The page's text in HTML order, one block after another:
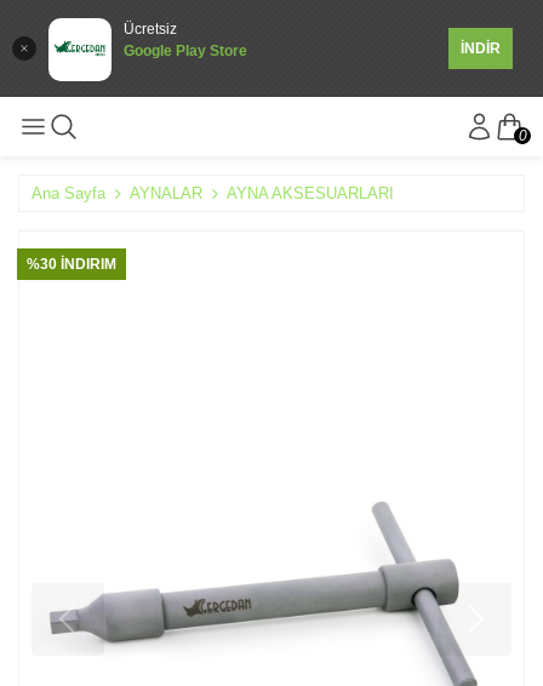
Ücretsiz
Google Play Store
İNDİR
0
Ana Sayfa AYNALAR AYNA AKSESUARLARI
%30 İNDIRIM